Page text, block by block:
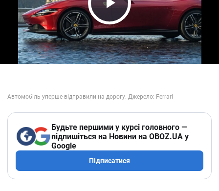
Play Video
Будьте першими у курсі головного —
підпишіться на Новини на OBOZ.UA у
Google
Підписатися